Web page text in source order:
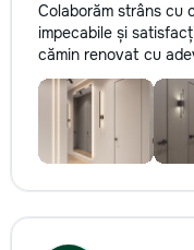
Colaborăm strâns cu
impecabile și
cămin renovat cu